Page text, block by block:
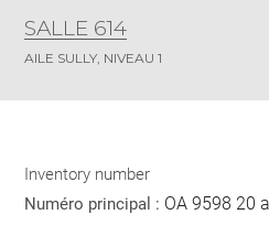
SALLE 614
AILE SULLY, NIVEAU 1
Inventory number
Numéro principal : OA 9598 20 a